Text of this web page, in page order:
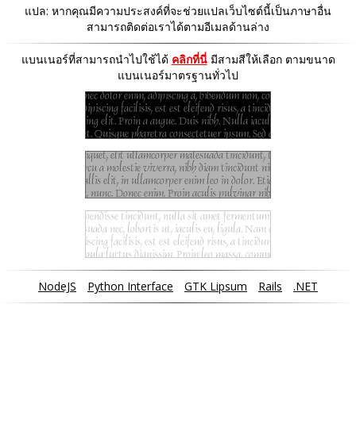
แปล: หากคุณมีความประสงค์ที่จะช่วยแปลเว็บไซต์นี้เป็นภาษาอื่น
สามารถติดต่อเราได้ตามอีเมลด้านล่าง
แบนเนอร์ที่สามารถนำไปใช้ได้ คลิกที่นี่มีสามสีให้เลือก ตามขนาด
แบนเนอร์มาตรฐานทั่วไป
NodeJS Python Interface GTK Lipsum Rails .NET